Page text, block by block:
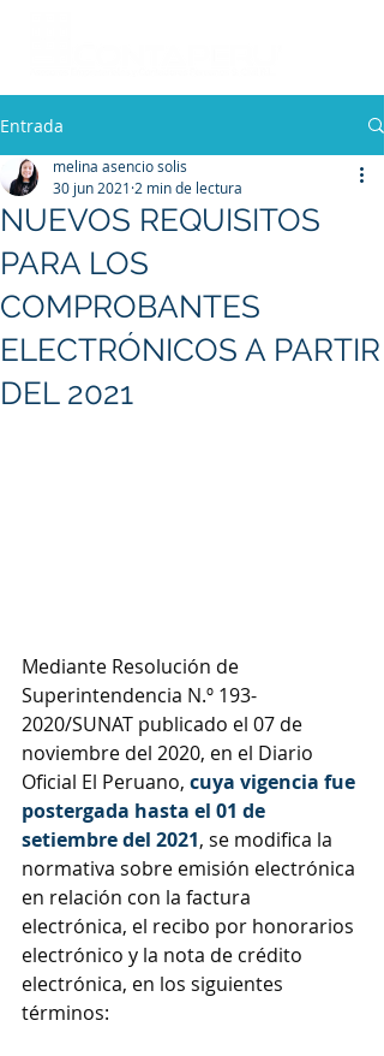
Entrada
NUEVOS REQUISITOS
PARA LOS
COMPROBANTES
ELECTRÓNICOS A PARTIR
DEL 2021
melina asencio solis
30 jun 2021 2 min de lectura
Mediante Resolución de
Superintendencia N.º 193-
2020/SUNAT publicado el 07 de
noviembre del 2020, en el Diario
Oficial El Peruano, cuya vigencia fue
postergada hasta el 01 de
setiembre del 2021, se modifica la
normativa sobre emisión electrónica
en relación con la factura
electrónica, el recibo por honorarios
electrónico y la nota de crédito
electrónica, en los siguientes
términos: